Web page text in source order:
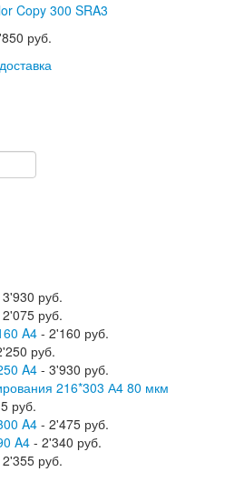
Copy 300 SRA3
руб.
доставка
руб.
руб.
A4 - 2'160 руб.
руб.
A4 - 3'930 руб.
216*303 А4 80 мкм
руб.
A4 - 2'475 руб.
A4 - 2'340 руб.
руб.